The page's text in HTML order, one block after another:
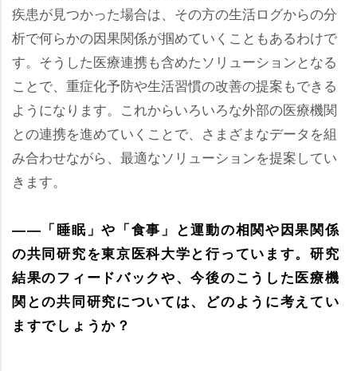
疾患が見つかった場合は、その方の生活ログからの分
析で何らかの因果関係が掴めていくこともあるわけで
す。そうした医療連携も含めたソリューションとなる
ことで、重症化予防や生活習慣の改善の提案もできる
ようになります。これからいろいろな外部の医療機関
との連携を進めていくことで、さまざまなデータを組
み合わせながら、最適なソリューションを提案してい
きます。
――「睡眠」や「食事」と運動の相関や因果関係
の共同研究を東京医科大学と行っています。研究
結果のフィードバックや、今後のこうした医療機
関との共同研究については、どのように考えてい
ますでしょうか？